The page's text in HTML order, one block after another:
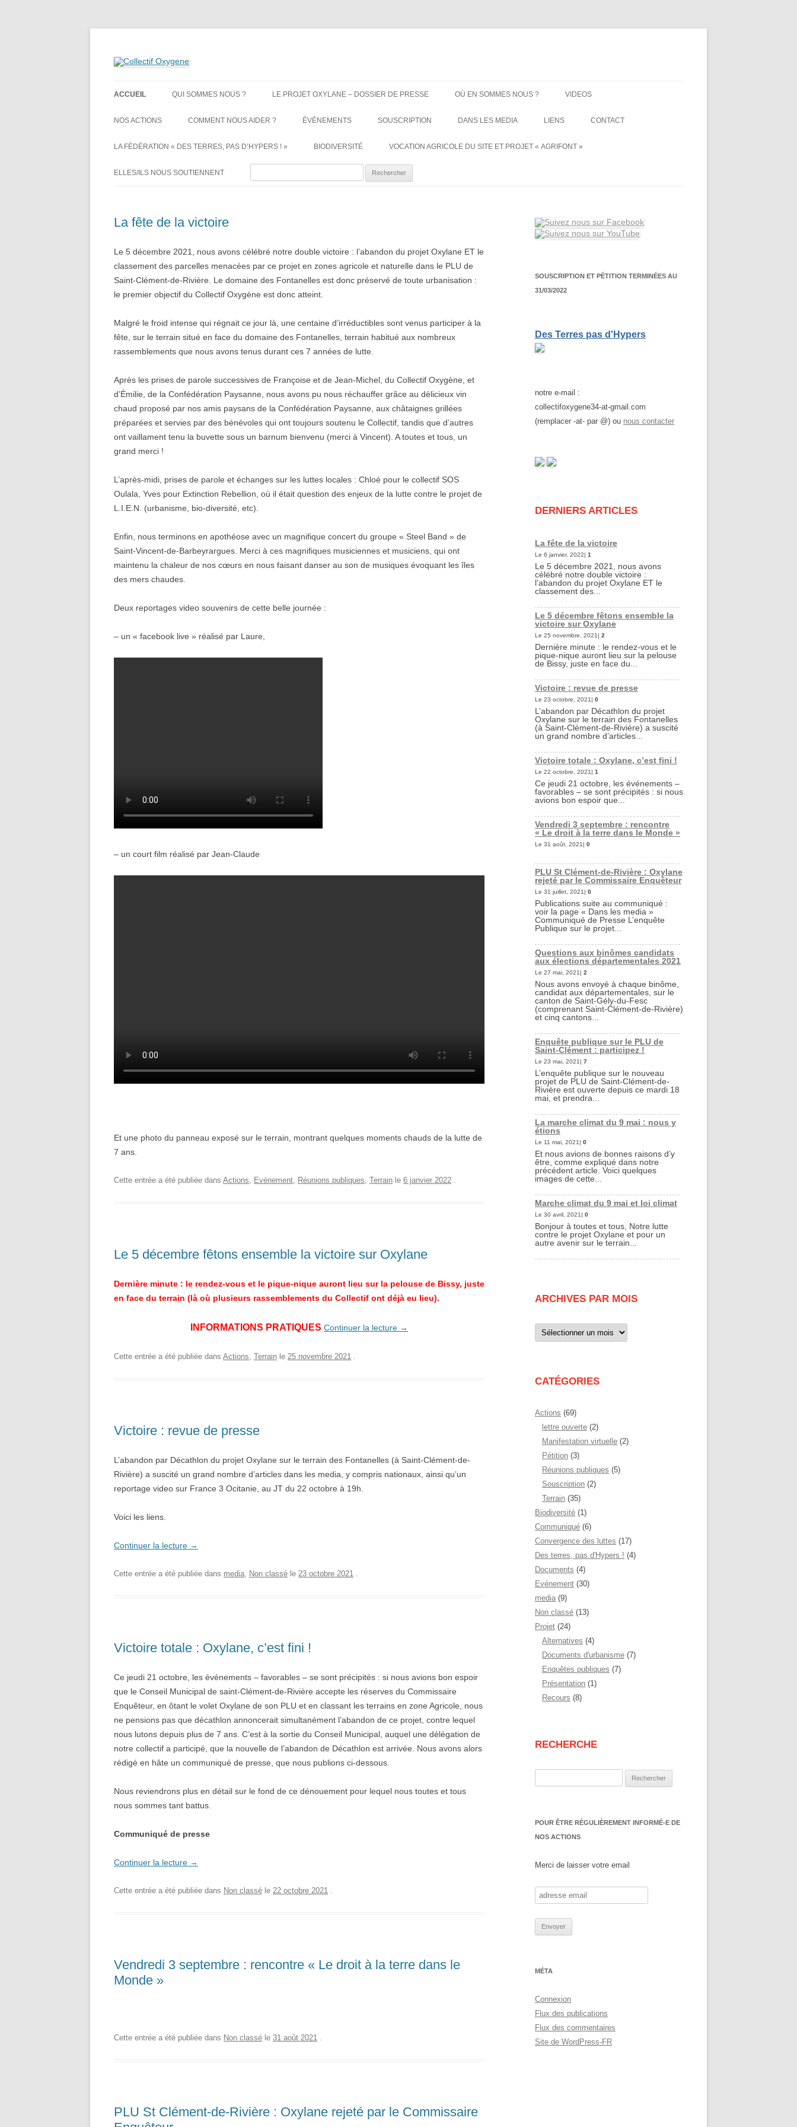
Collectif Oxygene
au
ACCUEIL QUI SOMMES NOUS ? LE PROJET OXYLANE – DOSSIER DE PRESSE OÙ EN SOMMES NOUS ? VIDEOS
NOS ACTIONS COMMENT NOUS AIDER ? ÉVÉNEMENTS SOUSCRIPTION DANS LES MEDIA LIENS CONTACT
LA FÉDÉRATION « DES TERRES, PAS D’HYPERS ! » BIODIVERSITÉ VOCATION AGRICOLE DU SITE ET PROJET « AGRIFONT »
ELLES/ILS NOUS SOUTIENNENT
La fête de la victoire
Le 5 décembre 2021, nous avons célébré notre double victoire : l’abandon du projet Oxylane ET le
classement des parcelles menacées par ce projet en zones agricole et naturelle dans le PLU de
Saint-Clément-de-Rivière. Le domaine des Fontanelles est donc préservé de toute urbanisation :
le premier objectif du Collectif Oxygène est donc atteint.
Malgré le froid intense qui régnait ce jour là, une centaine d’irréductibles sont venus participer à la
fête, sur le terrain situé en face du domaine des Fontanelles, terrain habitué aux nombreux
rassemblements que nous avons tenus durant ces 7 années de lutte.
Après les prises de parole successives de Françoise et de Jean-Michel, du Collectif Oxygène, et
d’Émilie, de la Confédération Paysanne, nous avons pu nous réchauffer grâce au délicieux vin
chaud proposé par nos amis paysans de la Confédération Paysanne, aux châtaignes grillées
préparées et servies par des bénévoles qui ont toujours soutenu le Collectif, tandis que d’autres
ont vaillament tenu la buvette sous un barnum bienvenu (merci à Vincent). A toutes et tous, un
grand merci !
L’après-midi, prises de parole et échanges sur les luttes locales : Chloé pour le collectif SOS
Oulala, Yves pour Extinction Rebellion, où il était question des enjeux de la lutte contre le projet de
L.I.E.N. (urbanisme, bio-diversité, etc).
Enfin, nous terminons en apothéose avec un magnifique concert du groupe « Steel Band » de
Saint-Vincent-de-Barbeyrargues. Merci à ces magnifiques musiciennes et musiciens, qui ont
maintenu la chaleur de nos cœurs en nous faisant danser au son de musiques évoquant les îles
des mers chaudes.
Deux reportages video souvenirs de cette belle journée :
– un « facebook live » réalisé par Laure,
– un court film réalisé par Jean-Claude
Et une photo du panneau exposé sur le terrain, montrant quelques moments chauds de la lutte de
7 ans.
Cette entrée a été publiée dans Actions, Evénement, Réunions publiques, Terrain le 6 janvier 2022 .
Le 5 décembre fêtons ensemble la victoire sur Oxylane
Dernière minute : le rendez-vous et le pique-nique auront lieu sur la pelouse de Bissy, juste
en face du terrain (là où plusieurs rassemblements du Collectif ont déjà eu lieu).
INFORMATIONS PRATIQUES Continuer la lecture →
Cette entrée a été publiée dans Actions, Terrain le 25 novembre 2021 .
Victoire : revue de presse
L’abandon par Décathlon du projet Oxylane sur le terrain des Fontanelles (à Saint-Clément-de-
Rivière) a suscité un grand nombre d’articles dans les media, y compris nationaux, ainsi qu’un
reportage video sur France 3 Ocitanie, au JT du 22 octobre à 19h.
Voici les liens.
Continuer la lecture →
Cette entrée a été publiée dans media, Non classé le 23 octobre 2021 .
Victoire totale : Oxylane, c’est fini !
Ce jeudi 21 octobre, les événements – favorables – se sont précipités : si nous avions bon espoir
que le Conseil Municipal de saint-Clément-de-Rivière accepte les réserves du Commissaire
Enquêteur, en ôtant le volet Oxylane de son PLU et en classant les terrains en zone Agricole, nous
ne pensions pas que décathlon annoncerait simultanément l’abandon de ce projet, contre lequel
nous lutons depuis plus de 7 ans. C’est à la sortie du Conseil Municipal, auquel une délégation de
notre collectif a participé, que la nouvelle de l’abandon de Décathlon est arrivée. Nous avons alors
rédigé en hâte un communiqué de presse, que nous publions ci-dessous.
Nous reviendrons plus en détail sur le fond de ce dénouement pour lequel nous toutes et tous
nous sommes tant battus.
Communiqué de presse
Continuer la lecture →
Cette entrée a été publiée dans Non classé le 22 octobre 2021 .
Vendredi 3 septembre : rencontre « Le droit à la terre dans le
Monde »
Cette entrée a été publiée dans Non classé le 31 août 2021 .
PLU St Clément-de-Rivière : Oxylane rejeté par le Commissaire
SOUSCRIPTION ET PÉTITION TERMINÉES AU
31/03/2022
Des Terres pas d'Hypers
notre e-mail :
collectifoxygene34-at-gmail.com
(remplacer -at- par @) ou nous contacter
DERNIERS ARTICLES
La fête de la victoire
Le 6 janvier, 2022| 1
Le 5 décembre 2021, nous avons
célébré notre double victoire :
l’abandon du projet Oxylane ET le
classement des...
Le 5 décembre fêtons ensemble la
victoire sur Oxylane
Le 25 novembre, 2021| 2
Dernière minute : le rendez-vous et le
pique-nique auront lieu sur la pelouse
de Bissy, juste en face du...
Victoire : revue de presse
Le 23 octobre, 2021| 0
L’abandon par Décathlon du projet
Oxylane sur le terrain des Fontanelles
(à Saint-Clément-de-Rivière) a suscité
un grand nombre d’articles...
Victoire totale : Oxylane, c’est fini !
Le 22 octobre, 2021| 1
Ce jeudi 21 octobre, les événements –
favorables – se sont précipités : si nous
avions bon espoir que...
Vendredi 3 septembre : rencontre
« Le droit à la terre dans le Monde »
Le 31 août, 2021| 0
PLU St Clément-de-Rivière : Oxylane
rejeté par le Commissaire Enquêteur
Le 31 juillet, 2021| 0
Publications suite au communiqué :
voir la page « Dans les media »
Communiqué de Presse L’enquête
Publique sur le projet...
Questions aux binômes candidats
aux élections départementales 2021
Le 27 mai, 2021| 2
Nous avons envoyé à chaque binôme,
candidat aux départementales, sur le
canton de Saint-Gély-du-Fesc
(comprenant Saint-Clément-de-Rivière)
et cinq cantons...
Enquête publique sur le PLU de
Saint-Clément : participez !
Le 23 mai, 2021| 7
L’enquête publique sur le nouveau
projet de PLU de Saint-Clément-de-
Rivière est ouverte depuis ce mardi 18
mai, et prendra...
La marche climat du 9 mai : nous y
étions
Le 11 mai, 2021| 0
Et nous avions de bonnes raisons d’y
être, comme expliqué dans notre
précédent article. Voici quelques
images de cette...
Marche climat du 9 mai et loi climat
Le 30 avril, 2021| 0
Bonjour à toutes et tous, Notre lutte
contre le projet Oxylane et pour un
autre avenir sur le terrain...
ARCHIVES PAR MOIS
Archives
par
CATÉGORIES
Actions (69)
lettre ouverte (2)
Manifestation virtuelle (2)
Pétition (3)
Réunions publiques (5)
Souscription (2)
Terrain (35)
Biodiversité (1)
Communiqué (6)
Convergence des luttes (17)
Des terres, pas d'Hypers ! (4)
Documents (4)
Evénement (30)
media (9)
Non classé (13)
Projet (24)
Alternatives (4)
Documents d'urbanisme (7)
Enquêtes publiques (7)
Présentation (1)
Recours (8)
RECHERCHE
POUR ÊTRE RÉGULIÈREMENT INFORMÉ-E DE
NOS ACTIONS
Merci de laisser votre email
MÉTA
Connexion
Flux des publications
Flux des commentaires
Site de WordPress-FR